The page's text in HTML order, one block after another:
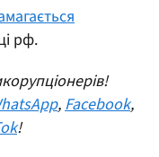
рф.
,Facebook,
!